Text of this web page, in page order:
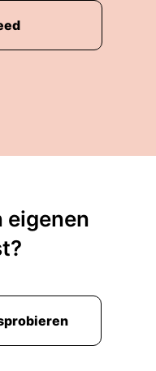
eigenen